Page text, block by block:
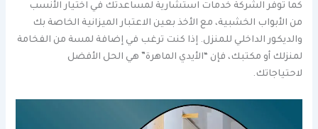
كما توفر الشركة خدمات استشارية لمساعدتك في اختيار الأنسب
من الأبواب الخشبية، مع الأخذ بعين الاعتبار الميزانية الخاصة بك
والديكور الداخلي للمنزل. إذا كنت ترغب في إضافة لمسة من الفخامة
لمنزلك أو مكتبك، فإن “الأيدي الماهرة” هي الحل الأفضل
لاحتياجاتك.